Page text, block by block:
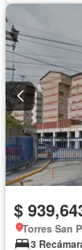
$
Torres San
3